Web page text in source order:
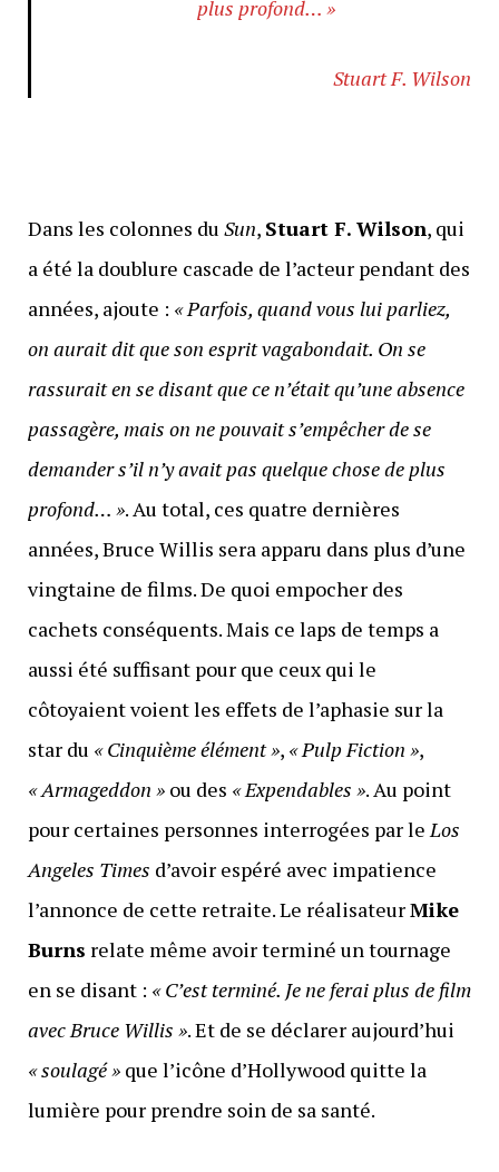
plus profond… »
Stuart F. Wilson
Dans les colonnes du Sun, Stuart F. Wilson, qui
a été la doublure cascade de l’acteur pendant des
années, ajoute : « Parfois, quand vous lui parliez,
on aurait dit que son esprit vagabondait. On se
rassurait en se disant que ce n’était qu’une absence
passagère, mais on ne pouvait s’empêcher de se
demander s’il n’y avait pas quelque chose de plus
profond… ». Au total, ces quatre dernières
années, Bruce Willis sera apparu dans plus d’une
vingtaine de films. De quoi empocher des
cachets conséquents. Mais ce laps de temps a
aussi été suffisant pour que ceux qui le
côtoyaient voient les effets de l’aphasie sur la
star du « Cinquième élément », « Pulp Fiction »,
« Armageddon »ou des « Expendables ». Au point
pour certaines personnes interrogées par leLos
Angeles Times d’avoir espéré avec impatience
l’annonce de cette retraite. Le réalisateurMike
Burns relate même avoir terminé un tournage
en se disant : « C’est terminé. Je ne ferai plus de film
avec Bruce Willis ». Et de se déclarer aujourd’hui
« soulagé »que l’icône d’Hollywood quitte la
lumière pour prendre soin de sa santé.